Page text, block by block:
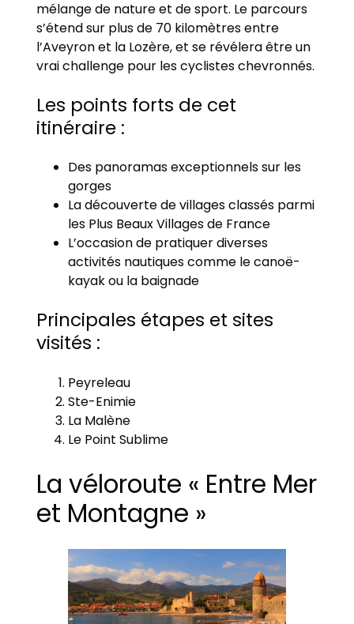
mélange de nature et de sport. Le parcours
s’étend sur plus de 70 kilomètres entre
l’Aveyron et la Lozère, et se révélera être un
vrai challenge pour les cyclistes chevronnés.
Les points forts de cet
itinéraire :
Des panoramas exceptionnels sur les
gorges
La découverte de villages classés parmi
les Plus Beaux Villages de France
L’occasion de pratiquer diverses
activités nautiques comme le canoë-
kayak ou la baignade
Principales étapes et sites
visités :
Peyreleau
Ste-Enimie
La Malène
Le Point Sublime
La véloroute « Entre Mer
et Montagne »